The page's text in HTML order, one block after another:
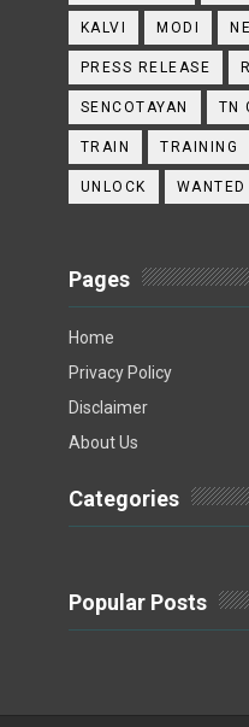
KALVI MODI
PRESS RELEASE
SENCOTAYAN TN
TRAIN TRAINING
UNLOCK WANTED
Pages
Home
Privacy Policy
Disclaimer
About Us
Categories
Popular Posts